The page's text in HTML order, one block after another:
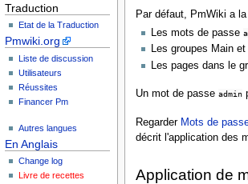
Traduction
Etat de la Traduction
Pmwiki.org
Liste de discussion
Utilisateurs
Réussites
Financer Pm
Autres langues
En Anglais
Change log
Livre de recettes
Par défaut, PmWiki a
Les mots de passe
Les groupes Main
Les pages dans le
Un mot de passe admin
Regarder Mots de
décrit l'application des
Application de